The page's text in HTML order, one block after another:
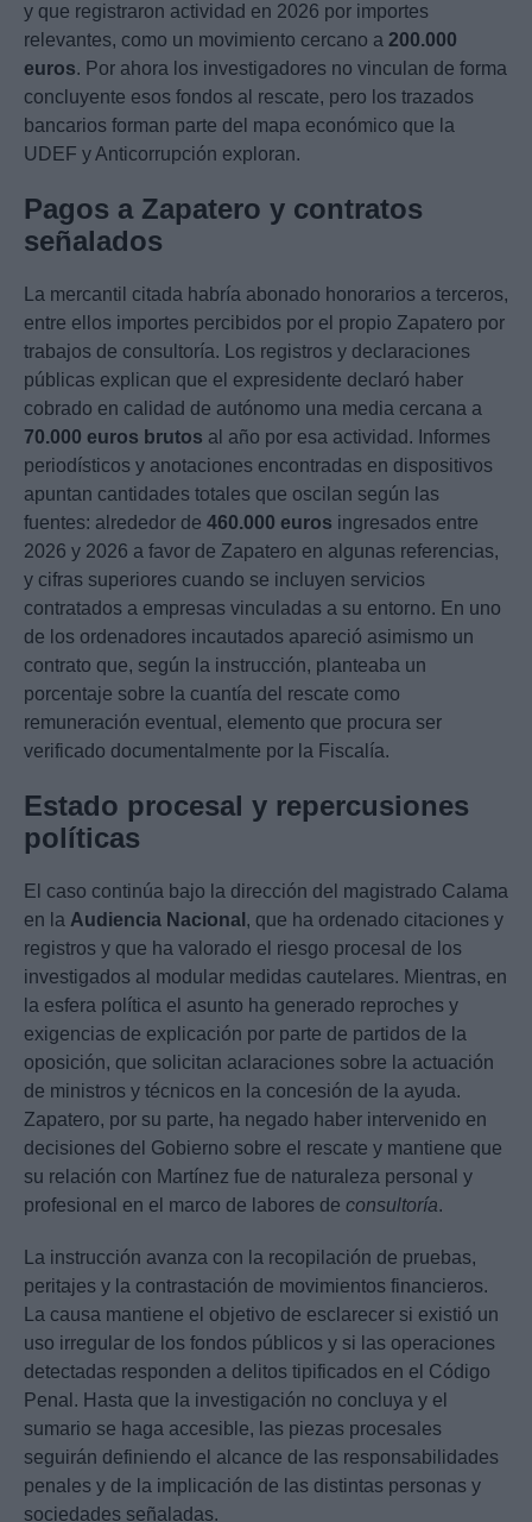
y que registraron actividad en 2026 por importes
relevantes, como un movimiento cercano a 200.000
euros. Por ahora los investigadores no vinculan de forma
concluyente esos fondos al rescate, pero los trazados
bancarios forman parte del mapa económico que la
UDEF y Anticorrupción exploran.
Pagos a Zapatero y contratos
señalados
La mercantil citada habría abonado honorarios a terceros,
entre ellos importes percibidos por el propio Zapatero por
trabajos de consultoría. Los registros y declaraciones
públicas explican que el expresidente declaró haber
cobrado en calidad de autónomo una media cercana a
70.000 euros brutos al año por esa actividad. Informes
periodísticos y anotaciones encontradas en dispositivos
apuntan cantidades totales que oscilan según las
fuentes: alrededor de 460.000 euros ingresados entre
2026 y 2026 a favor de Zapatero en algunas referencias,
y cifras superiores cuando se incluyen servicios
contratados a empresas vinculadas a su entorno. En uno
de los ordenadores incautados apareció asimismo un
contrato que, según la instrucción, planteaba un
porcentaje sobre la cuantía del rescate como
remuneración eventual, elemento que procura ser
verificado documentalmente por la Fiscalía.
Estado procesal y repercusiones
políticas
El caso continúa bajo la dirección del magistrado Calama
en la Audiencia Nacional , que ha ordenado citaciones y
registros y que ha valorado el riesgo procesal de los
investigados al modular medidas cautelares. Mientras, en
la esfera política el asunto ha generado reproches y
exigencias de explicación por parte de partidos de la
oposición, que solicitan aclaraciones sobre la actuación
de ministros y técnicos en la concesión de la ayuda.
Zapatero, por su parte, ha negado haber intervenido en
decisiones del Gobierno sobre el rescate y mantiene que
su relación con Martínez fue de naturaleza personal y
profesional en el marco de labores de consultoría.
La instrucción avanza con la recopilación de pruebas,
peritajes y la contrastación de movimientos financieros.
La causa mantiene el objetivo de esclarecer si existió un
uso irregular de los fondos públicos y si las operaciones
detectadas responden a delitos tipificados en el Código
Penal. Hasta que la investigación no concluya y el
sumario se haga accesible, las piezas procesales
seguirán definiendo el alcance de las responsabilidades
penales y de la implicación de las distintas personas y
sociedades señaladas.